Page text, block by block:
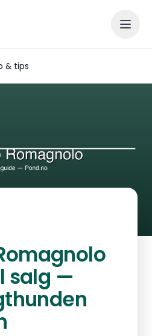
& tips
salg —